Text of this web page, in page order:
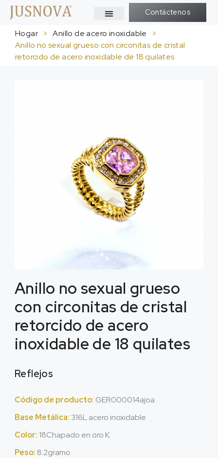
Contáctenos
Hogar > Anillo de acero inoxidable
>
Anillo no sexual grueso con circonitas de cristal
retorcido de acero inoxidable de 18 quilates
Anillo no sexual grueso
con circonitas de cristal
retorcido de acero
inoxidable de 18 quilates
Reflejos
Código de producto: GER000014ajoa
Base Metálica: 316L acero inoxidable
Color: 18Chapado en oro K.
Peso: 8.2gramo